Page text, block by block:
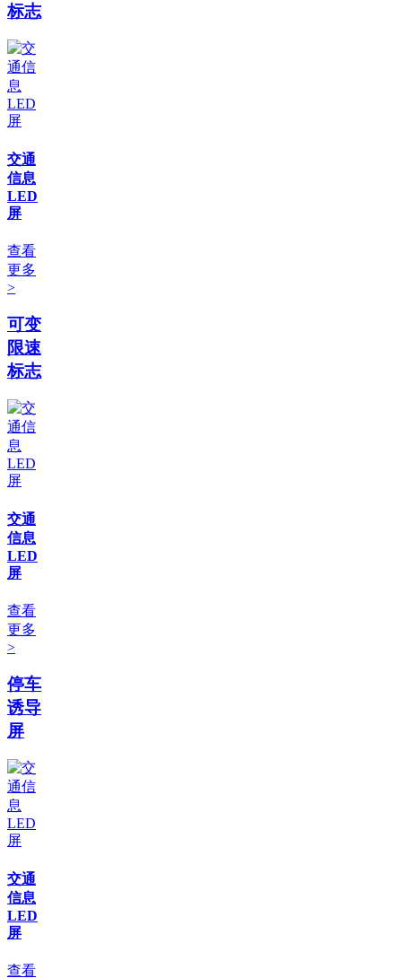
标志
交通
信息
LED
屏
查看
更多
>
可变
限速
标志
交通
信息
LED
屏
查看
更多
>
停车
诱导
屏
交通
信息
LED
屏
查看